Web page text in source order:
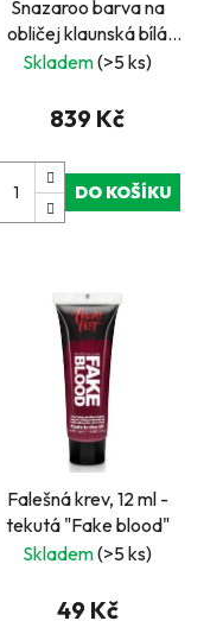
Snazaroo barva na
obličej klaunská bílá
250ml
Skladem(>5 ks)
839 Kč
DO KOŠÍKU
Falešná krev, 12 ml -
tekutá "Fake blood"
Skladem(>5 ks)
49 Kč